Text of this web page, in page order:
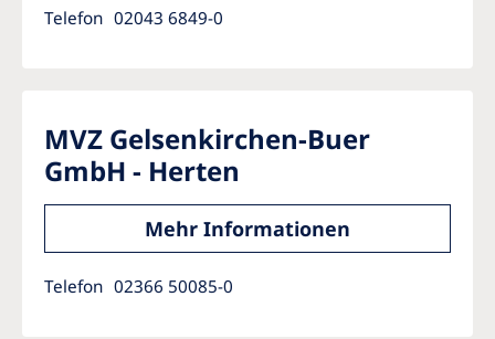
Telefon 02043 6849-0
MVZ Gelsenkirchen-Buer
GmbH - Herten
Mehr Informationen
Telefon 02366 50085-0